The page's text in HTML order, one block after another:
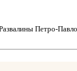
Петро-